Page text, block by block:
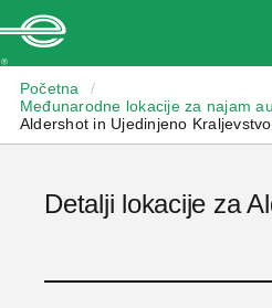
Početna
/
Međunarodne lokacije za najam
Aldershot in Ujedinjeno Kraljevstvo
Detalji lokacije za